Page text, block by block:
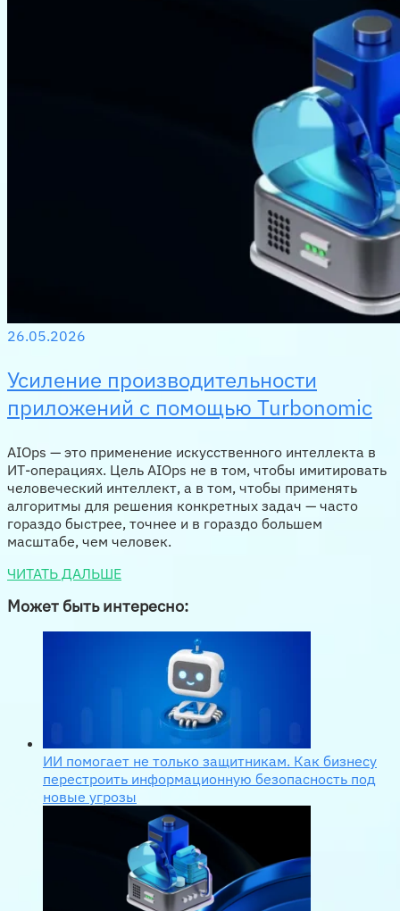
26.05.2026
Усиление производительности
приложений с помощью Turbonomic
AIOps — это применение искусственного интеллекта в
ИТ-операциях. Цель AIOps не в том, чтобы имитировать
человеческий интеллект, а в том, чтобы применять
алгоритмы для решения конкретных задач — часто
гораздо быстрее, точнее и в гораздо большем
масштабе, чем человек.
ЧИТАТЬ ДАЛЬШЕ
Может быть интересно:
ИИ помогает не только защитникам. Как бизнесу
перестроить информационную безопасность под
новые угрозы